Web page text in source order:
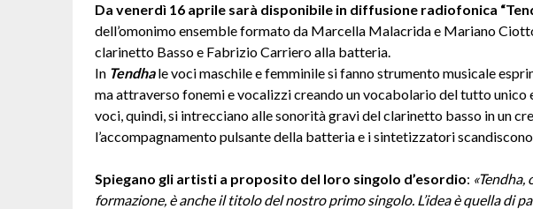
Da venerdì 16 aprile sarà disponibile in diffusione radiofonica
dell’omonimo ensemble formato da Marcella Malacrida e Mariano
clarinetto Basso e Fabrizio Carriero alla batteria.
In Tendhale voci maschile e femminile si fanno strumento musicale
ma attraverso fonemi e vocalizzi creando un vocabolario del tutto unico
voci, quindi, si intrecciano alle sonorità gravi del clarinetto basso in un
l’accompagnamento pulsante della batteria e i sintetizzatori
Spiegano gli artisti a proposito del loro singolo d’esordio:
formazione, è anche il titolo del nostro primo singolo. L’idea è quella di